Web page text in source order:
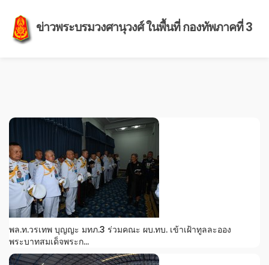
ข่าวพระบรมวงศานุวงศ์ ในพื้นที่ กองทัพภาคที่ 3
พล.ท.วรเทพ บุญญะ มทภ.3 ร่วมคณะ ผบ.ทบ. เข้าเฝ้าทูลละออง
พระบาทสมเด็จพระก...